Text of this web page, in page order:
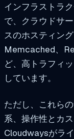
インフラストラ
で、クラウドサ
スのホスティン
Memcached、
ど、高トラフィ
しています。
ただし、これら
系、操作性とカ
Cloudwaysがラ